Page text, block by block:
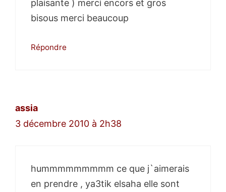
plaisante ) merci encors et gros
bisous merci beaucoup
Répondre
assia
3 décembre 2010 à 2h38
hummmmmmmmm ce que j`aimerais
en prendre , ya3tik elsaha elle sont